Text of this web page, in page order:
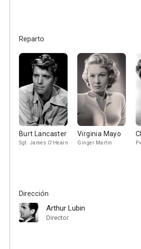
Reparto
Burt Lancaster
Sgt. James O'Hearn
Virginia Mayo
Ginger Martin
Dirección
Arthur Lubin
Director